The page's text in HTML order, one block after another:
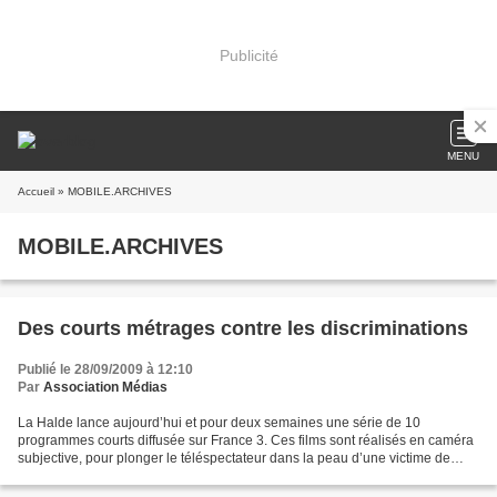
Publicité
MENU
Accueil » MOBILE.ARCHIVES
MOBILE.ARCHIVES
Des courts métrages contre les discriminations
Publié le 28/09/2009 à 12:10
Par Association Médias
La Halde lance aujourd’hui et pour deux semaines une série de 10
programmes courts diffusée sur France 3. Ces films sont réalisés en caméra
subjective, pour plonger le téléspectateur dans la peau d’une victime de